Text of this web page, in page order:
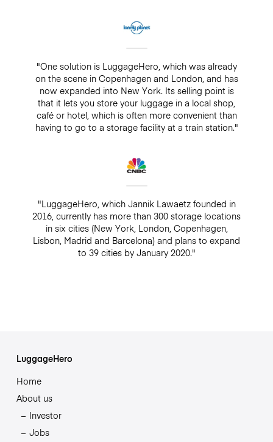
"One solution is LuggageHero, which was already
on the scene in Copenhagen and London, and has
now expanded into New York. Its selling point is
that it lets you store your luggage in a local shop,
café or hotel, which is often more convenient than
having to go to a storage facility at a train station."
"LuggageHero, which Jannik Lawaetz founded in
2016, currently has more than 300 storage locations
in six cities (New York, London, Copenhagen,
Lisbon, Madrid and Barcelona) and plans to expand
to 39 cities by January 2020."
LuggageHero
Home
About us
Investor
Jobs